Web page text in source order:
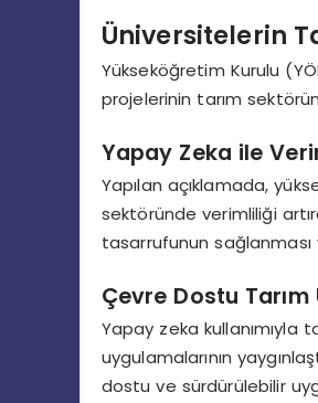
Üniversitelerin
Yükseköğretim Kurulu
projelerinin tarım
Yapay Zeka ile
Yapılan açıklamada,
sektöründe verimliliği
tasarrufunun sağlanması
Çevre Dostu Tarım
Yapay zeka kullanımıyla
uygulamalarının
dostu ve sürdürülebilir